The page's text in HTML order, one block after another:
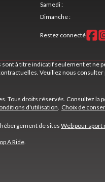
Samedi:
Dimanche:
Restez connecté
sont à titre indicatif seulement et ne
Veuillez nous consulter
Tous droits réservés. Consultez la
d'utilisation. Choix de
de sites Web pour sport
A Ride.